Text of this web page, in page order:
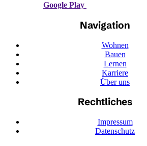
Google Play
Navigation
Wohnen
Bauen
Lernen
Karriere
Über uns
Rechtliches
Impressum
Datenschutz